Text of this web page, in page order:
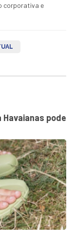
corporativa e
Havaianas pode